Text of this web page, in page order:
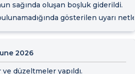
sağında oluşan boşluk giderildi.
gösterilen uyarı
2026
düzeltmeler yapıldı.